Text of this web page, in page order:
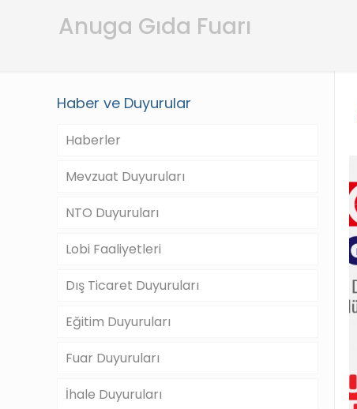
Anuga Gıda Fuarı
Haber ve Duyurular
Haberler
Mevzuat Duyuruları
NTO Duyuruları
Lobi Faaliyetleri
Dış Ticaret Duyuruları
Eğitim Duyuruları
Fuar Duyuruları
İhale Duyuruları